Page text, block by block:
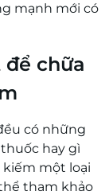
mạnh mới có
chữa
có những
hay gì
một loại
tham khảo